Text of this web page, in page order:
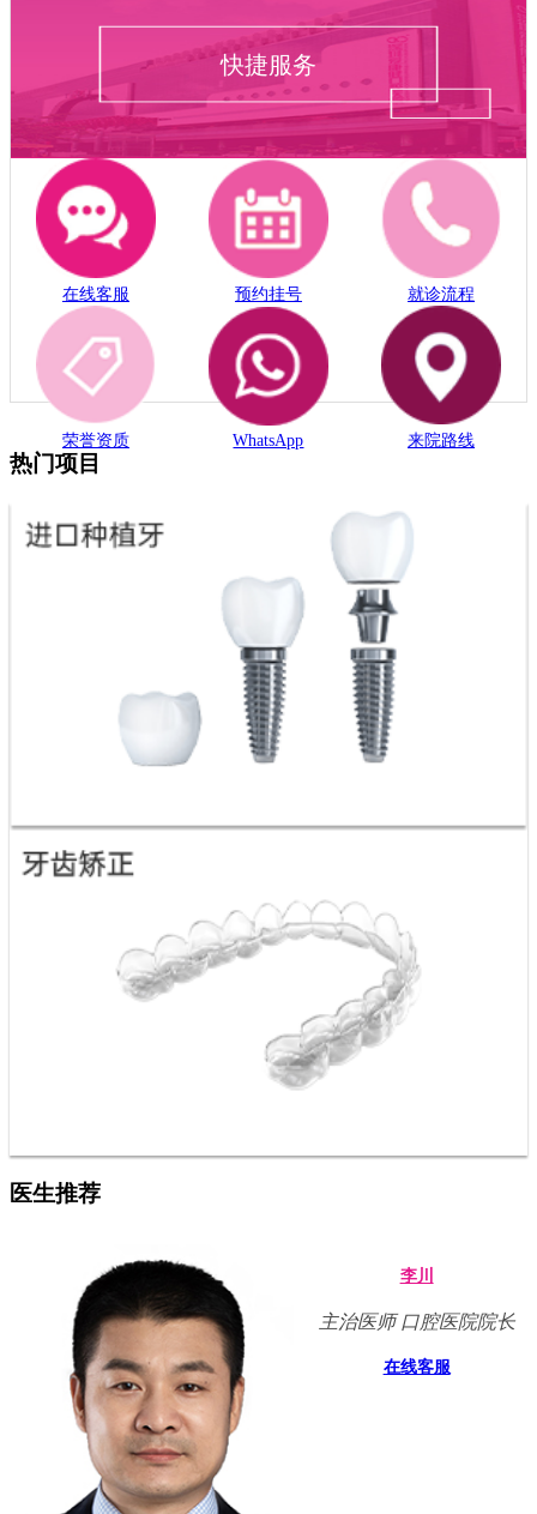
快捷服务
在线客服 预约挂号 就诊流程
荣誉资质 WhatsApp 来院路线
热门项目
医生推荐
李川
主治医师 口腔医院院长
在线客服